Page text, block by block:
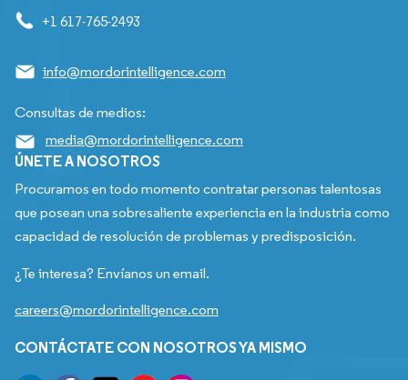
+1 617-765-2493
info@mordorintelligence.com
Consultas de medios:
media@mordorintelligence.com
ÚNETE A NOSOTROS
Procuramos en todo momento contratar personas talentosas
que posean una sobresaliente experiencia en la industria como
capacidad de resolución de problemas y predisposición.
¿Te interesa? Envíanos un email.
careers@mordorintelligence.com
CONTÁCTATE CON NOSOTROS YA MISMO